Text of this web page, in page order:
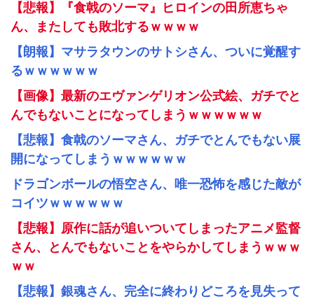
【悲報】『食戟のソーマ』ヒロインの田所恵ちゃ
ん、またしても敗北するｗｗｗｗ
【朗報】マサラタウンのサトシさん、ついに覚醒す
るｗｗｗｗｗｗ
【画像】最新のエヴァンゲリオン公式絵、ガチでと
んでもないことになってしまうｗｗｗｗｗｗ
【悲報】食戟のソーマさん、ガチでとんでもない展
開になってしまうｗｗｗｗｗｗ
ドラゴンボールの悟空さん、唯一恐怖を感じた敵が
コイツｗｗｗｗｗｗ
【悲報】原作に話が追いついてしまったアニメ監督
さん、とんでもないことをやらかしてしまうｗｗｗ
ｗｗ
【悲報】銀魂さん、完全に終わりどころを見失って